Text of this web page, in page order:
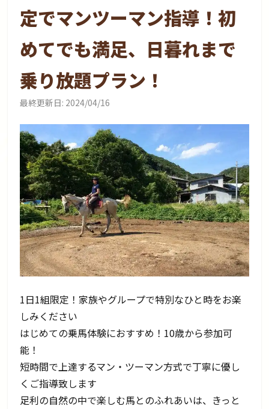
定でマンツーマン指導！初
めてでも満足、日暮れまで
乗り放題プラン！
最終更新日: 2024/04/16
1日1組限定！家族やグループで特別なひと時をお楽
しみください
はじめての乗馬体験におすすめ！10歳から参加可
能！
短時間で上達するマン・ツーマン方式で丁寧に優し
くご指導致します
足利の自然の中で楽しむ馬とのふれあいは、きっと